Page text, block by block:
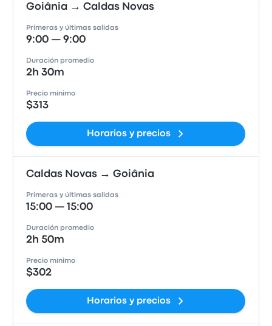
Goiânia → Caldas Novas
Primeras y últimas salidas
9:00 — 9:00
Duración promedio
2h 30m
Precio mínimo
$313
Horarios y precios
Caldas Novas → Goiânia
Primeras y últimas salidas
15:00 — 15:00
Duración promedio
2h 50m
Precio mínimo
$302
Horarios y precios